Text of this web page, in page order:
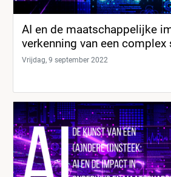
AI en de maatschappelijke
verkenning van een complex
Vrijdag, 9 september 2022